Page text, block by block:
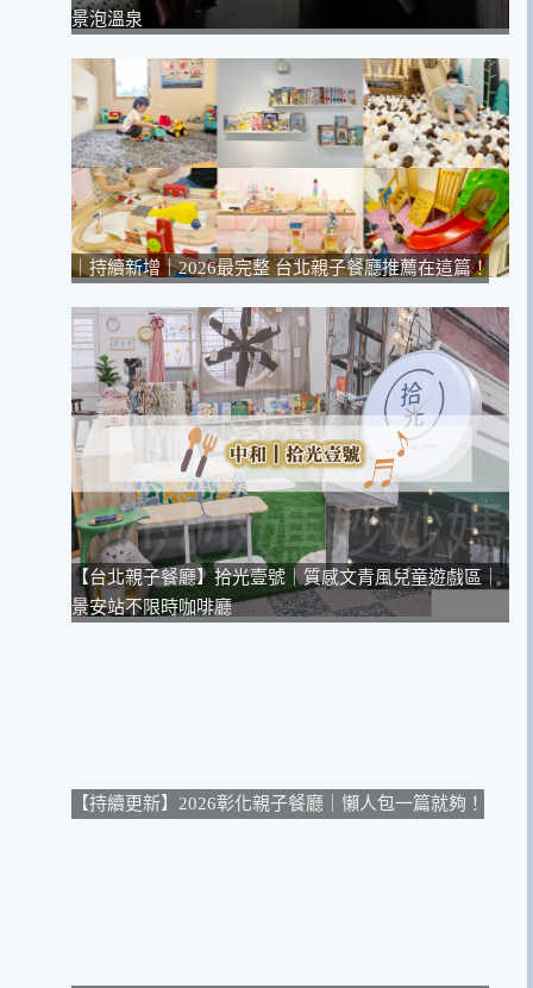
景泡溫泉
｜持續新增｜2026最完整 台北親子餐廳推薦在這篇！
【台北親子餐廳】拾光壹號｜質感文青風兒童遊戲區｜
景安站不限時咖啡廳
【持續更新】2026彰化親子餐廳｜懶人包一篇就夠！